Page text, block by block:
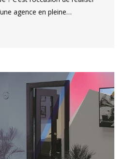
agence en pleine…